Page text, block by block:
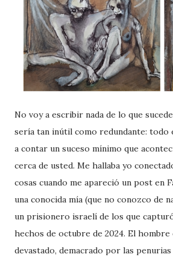
No voy a escribir nada de lo que
sería tan inútil como redundante: todo
a contar un suceso mínimo que
cerca de usted. Me hallaba yo
cosas cuando me apareció un post en
una conocida mía (que no conozco de
un prisionero israelí de los que
hechos de octubre de 2024. El
devastado, demacrado por las